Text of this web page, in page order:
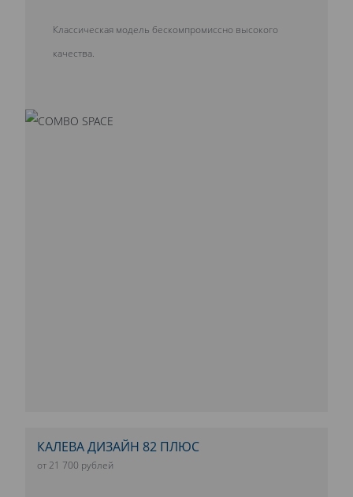
Классическая модель бескомпромиссно высокого
качества.
КАЛЕВА ДИЗАЙН 82 ПЛЮС
от 21 700 рублей